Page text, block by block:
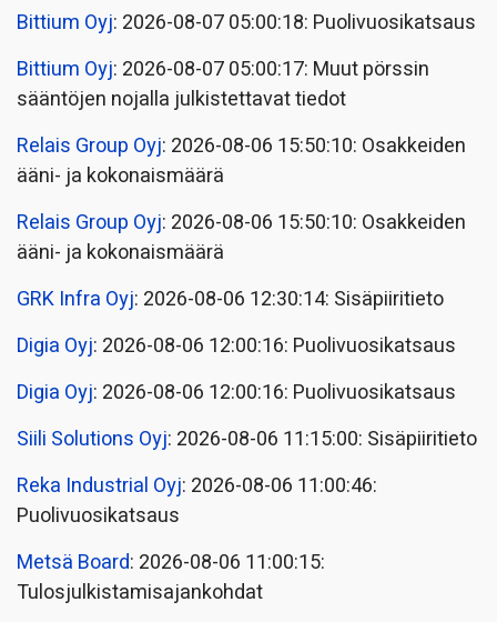
Bittium Oyj: 2026-08-07 05:00:18: Puolivuosikatsaus
Bittium Oyj: 2026-08-07 05:00:17: Muut pörssin
sääntöjen nojalla julkistettavat tiedot
Relais Group Oyj: 2026-08-06 15:50:10: Osakkeiden
ääni- ja kokonaismäärä
Relais Group Oyj: 2026-08-06 15:50:10: Osakkeiden
ääni- ja kokonaismäärä
GRK Infra Oyj: 2026-08-06 12:30:14: Sisäpiiritieto
Digia Oyj: 2026-08-06 12:00:16: Puolivuosikatsaus
Digia Oyj: 2026-08-06 12:00:16: Puolivuosikatsaus
Siili Solutions Oyj: 2026-08-06 11:15:00: Sisäpiiritieto
Reka Industrial Oyj: 2026-08-06 11:00:46:
Puolivuosikatsaus
Metsä Board: 2026-08-06 11:00:15:
Tulosjulkistamisajankohdat